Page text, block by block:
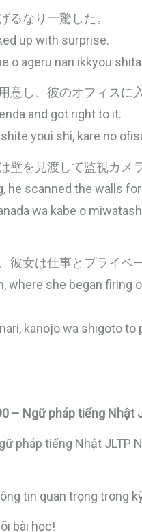
るなり一驚した。
up with surprise.
o ageru nari ikkyou
意し、彼のオフィスに
and got right to it.
youi shi, kare no
壁を見渡して監視カメ
he scanned the walls
wa kabe o
彼女は仕事とプライベ
where she began firing
kanojo wa shigoto
– Ngữ pháp tiếng Nhật
pháp tiếng Nhật JLTP
tin quan trọng trong
bài học!